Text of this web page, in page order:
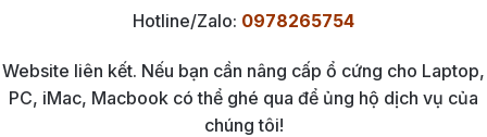
Hotline/Zalo: 0978265754
Website liên kết. Nếu bạn cần nâng cấp ổ cứng cho Laptop,
PC, iMac, Macbook có thể ghé qua để ủng hộ dịch vụ của
chúng tôi!